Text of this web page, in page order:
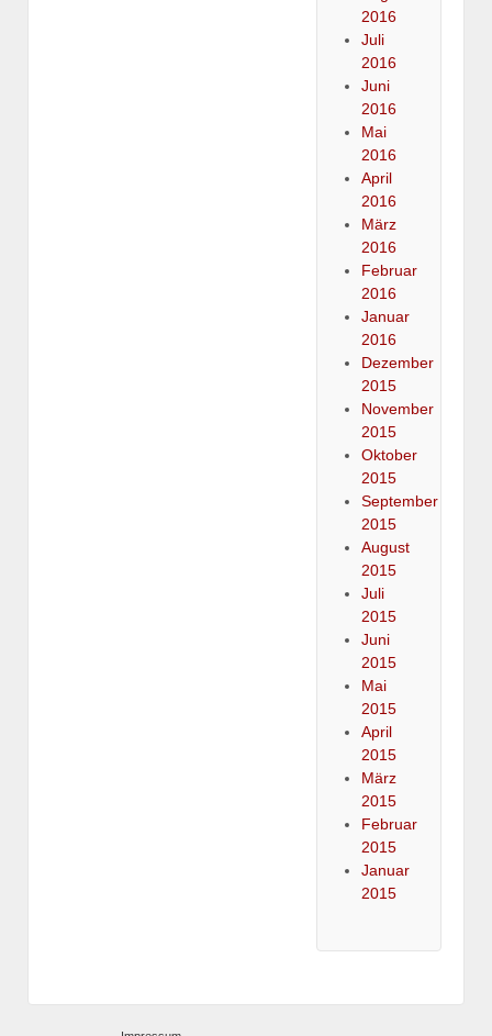
2016
Juli
2016
Juni
2016
Mai
2016
April
2016
März
2016
Februar
2016
Januar
2016
Dezember
2015
November
2015
Oktober
2015
September
2015
August
2015
Juli
2015
Juni
2015
Mai
2015
April
2015
März
2015
Februar
2015
Januar
2015